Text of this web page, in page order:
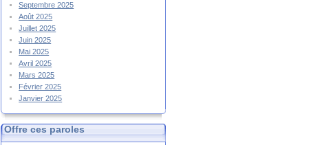
Septembre 2025
Août 2025
Juillet 2025
Juin 2025
Mai 2025
Avril 2025
Mars 2025
Février 2025
Janvier 2025
Offre ces paroles